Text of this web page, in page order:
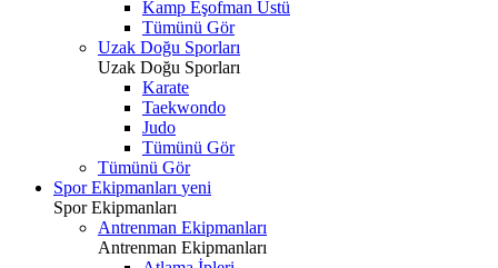
Kamp Eşofman Üstü
Tümünü Gör
Uzak Doğu Sporları
Uzak Doğu Sporları
Karate
Taekwondo
Judo
Tümünü Gör
Tümünü Gör
Spor Ekipmanları yeni
Spor Ekipmanları
Antrenman Ekipmanları
Antrenman Ekipmanları